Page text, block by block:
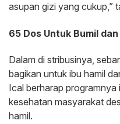
asupan gizi yang cukup,”
65 Dos Untuk Bumil
Dalam di stribusinya,
bagikan untuk ibu hamil
Ical berharap
kesehatan masyarakat
hamil.